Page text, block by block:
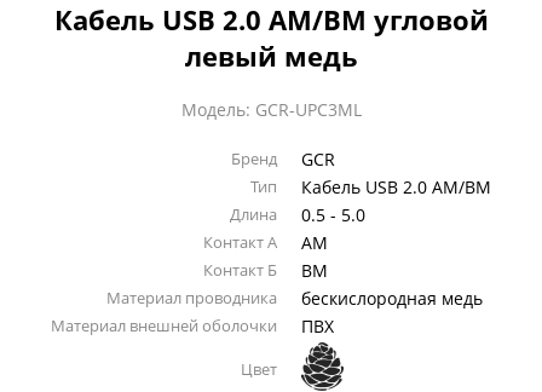
Кабель USB 2.0 AM/BM угловой
левый медь
Модель: GCR-UPC3ML
Бренд GCR
Тип Кабель USB 2.0 AM/BM
Длина 0.5 - 5.0
Контакт А AM
Контакт Б BM
Материал проводника бескислородная медь
Материал внешней оболочки ПВХ
Цвет